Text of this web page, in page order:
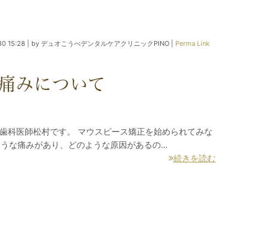
15:28 by デュオこうべデンタルケアクリニックPINO| Perma Link
みについて
科医師松村です。 マウスピース矯正を始められてみな
な痛みがあり、どのような原因があるの…
続きを読む